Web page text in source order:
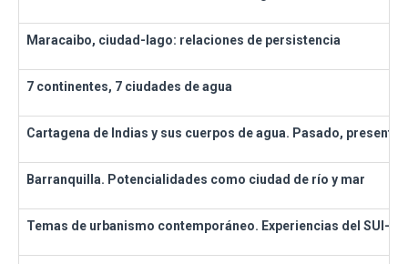
Maracaibo, ciudad-lago: relaciones de persistencia
7 continentes, 7 ciudades de agua
Cartagena de Indias y sus cuerpos de agua. Pasado, presente
Barranquilla. Potencialidades como ciudad de río y mar
Temas de urbanismo contemporáneo. Experiencias del SUI-XI.